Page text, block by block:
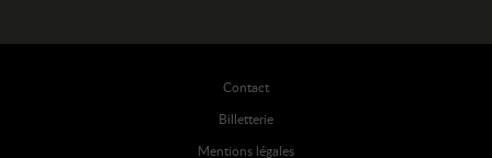
Contact
Billetterie
Mentions légales